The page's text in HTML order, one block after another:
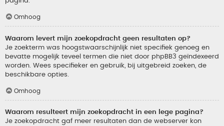
Omhoog
Waarom levert mijn zoekopdracht geen resultaten op?
Je zoekterm was hoogstwaarschijnlijk niet specifiek genoeg en
bevatte mogelijk teveel termen die niet door phpBB3 geïndexeerd
worden. Wees specifieker en gebruik, bij uitgebreid zoeken, de
beschikbare opties.
Omhoog
Waarom resulteert mijn zoekopdracht in een lege pagina?
Je zoekopdracht gaf meer resultaten dan de webserver kon